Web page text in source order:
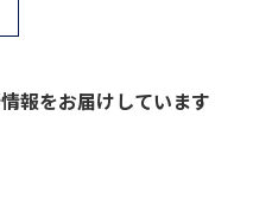
報をお届けしています